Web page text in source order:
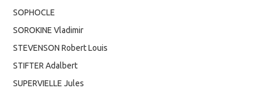
SOPHOCLE
SOROKINE Vladimir
STEVENSON Robert Louis
STIFTER Adalbert
SUPERVIELLE Jules